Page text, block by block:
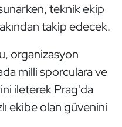
teknik ekip
takip edecek.
organizasyon
milli sporculara ve
ileterek Prag'da
ekibe olan güvenini